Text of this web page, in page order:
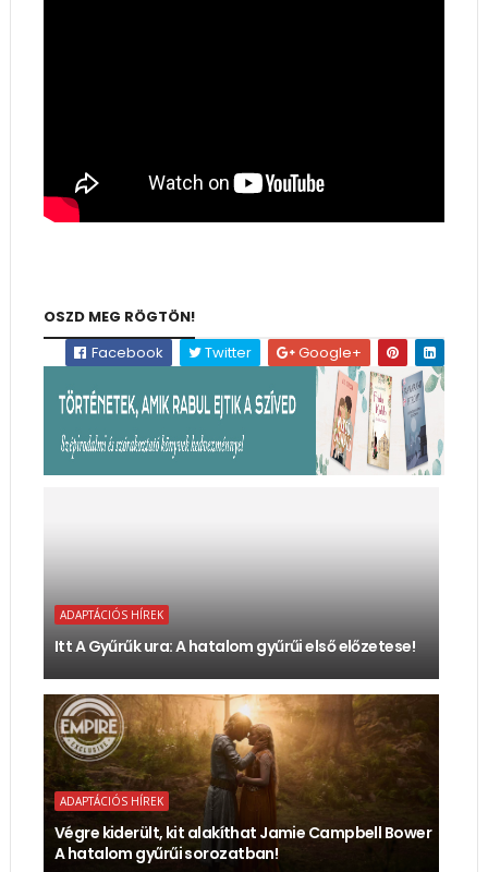
OSZD MEG RÖGTÖN!
Facebook
Twitter Google+
ADAPTÁCIÓS HÍREK
Itt A Gyűrűk ura: A hatalom gyűrűi első előzetese!
ADAPTÁCIÓS HÍREK
Végre kiderült, kit alakíthat Jamie Campbell Bower
A hatalom gyűrűi sorozatban!